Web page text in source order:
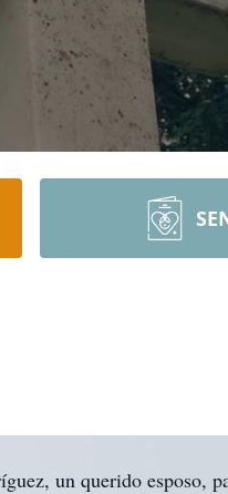
un querido esposo,